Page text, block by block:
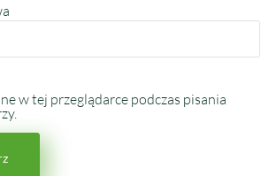
w tej przeglądarce podczas pisania